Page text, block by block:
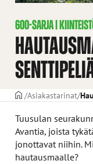
600-SARJA|
ETUSIVU
Asiakastarinat
Tuusulan
Avantia, joista
jonottavat niihin.
hautausmaalle?